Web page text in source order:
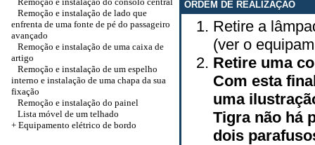
Remoção e instalação de lado que
enfrenta de uma fonte de pé do passageiro
avançado
Remoção e instalação de uma caixa de
artigo
Remoção e instalação de um espelho
interno e instalação de uma chapa da sua
fixação
Remoção e instalação do painel
Lista móvel de um telhado
+ Equipamento elétrico de bordo
ORDEM DE REALIZAÇÃO
Retire a
(ver o
Retire uma
Com esta
uma
Tigra não há
dois